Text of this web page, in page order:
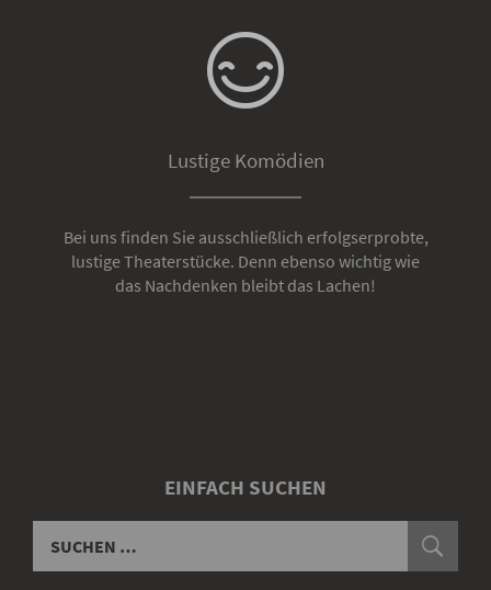
Lustige Komödien
Bei uns finden Sie ausschließlich erfolgserprobte,
lustige Theaterstücke. Denn ebenso wichtig wie
das Nachdenken bleibt das Lachen!
EINFACH SUCHEN